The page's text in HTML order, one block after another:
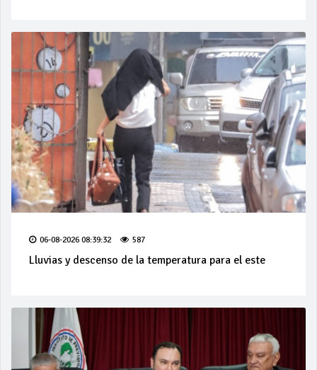
06-08-2026 08:39:32 587
Lluvias y descenso de la temperatura para el este